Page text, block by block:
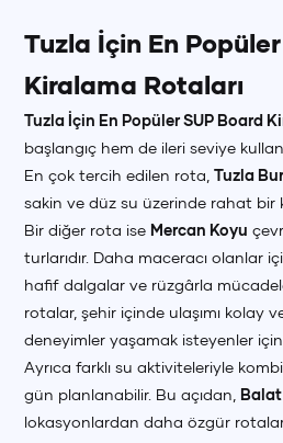
Tuzla İçin En
Kiralama Rotaları
Tuzla İçin En Popüler SUP Board
başlangıç hem de ileri seviye
En çok tercih edilen rota,Tuzla
sakin ve düz su üzerinde rahat bir
Bir diğer rota ise Mercan Koyu
turlarıdır. Daha maceracı olanlar
hafif dalgalar ve rüzgârla
rotalar, şehir içinde ulaşımı kolay
deneyimler yaşamak isteyenler
Ayrıca farklı su aktiviteleriyle
gün planlanabilir. Bu açıdan,
lokasyonlardan daha özgür